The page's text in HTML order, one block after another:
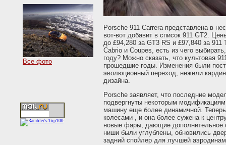
Все фото
Porsche 911 Carrera представлена в
вот-вот добавит в список 911 GT2.
до £94,280 за GT3 RS и £97,840 за
Cabrio и Coupes, есть из чего
году? Можно сказать, что культовая
прошедшие годы. Изменения были
эволюционный переход, нежели
дизайна.
Porsche заявляет, что последние
подвергнуты некоторым
машину еще более динамичной.
колесами , и она более сужена к
новые фары, дающие дополнительное
ниши были углублены, обновились
задний спойлер для лучшей